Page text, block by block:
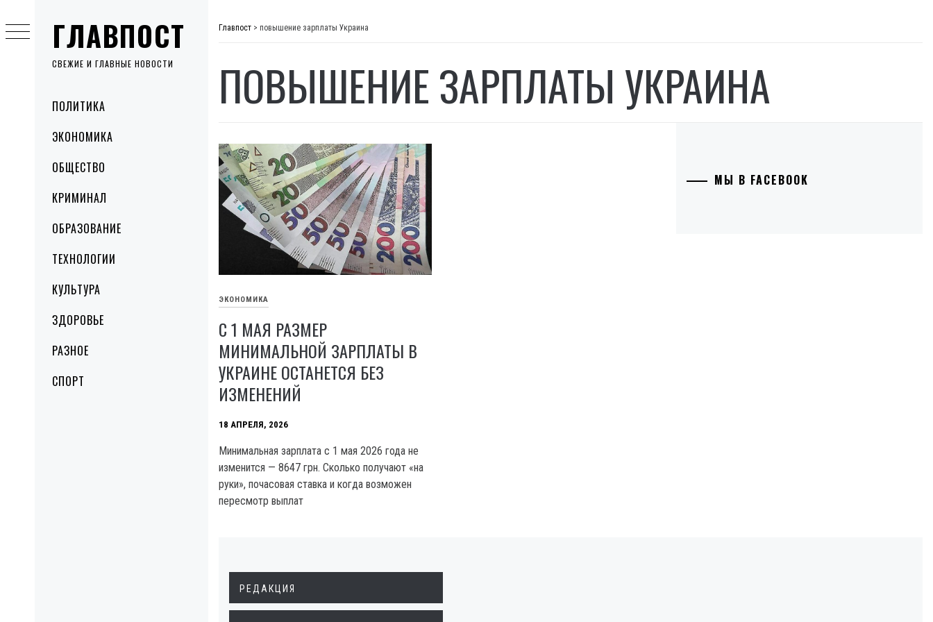
ГЛАВПОСТ
СВЕЖИЕ И ГЛАВНЫЕ НОВОСТИ
MenuПОЛИТИКА
ЭКОНОМИКА
ОБЩЕСТВО
КРИМИНАЛ
ОБРАЗОВАНИЕ
ТЕХНОЛОГИИ
КУЛЬТУРА
ЗДОРОВЬЕ
РАЗНОЕ
СПОРТ
to
content
Главпост > повышение зарплаты Украина
ПОВЫШЕНИЕ ЗАРПЛАТЫ УКРАИНА
ЭКОНОМИКА
С 1 МАЯ РАЗМЕР
МИНИМАЛЬНОЙ ЗАРПЛАТЫ В
УКРАИНЕ ОСТАНЕТСЯ БЕЗ
ИЗМЕНЕНИЙ
18 АПРЕЛЯ, 2026
Минимальная зарплата с 1 мая 2026 года не
изменится — 8647 грн. Сколько получают «на
руки», почасовая ставка и когда возможен
пересмотр выплат
МЫ В FACEBOOK
РЕДАКЦИЯ